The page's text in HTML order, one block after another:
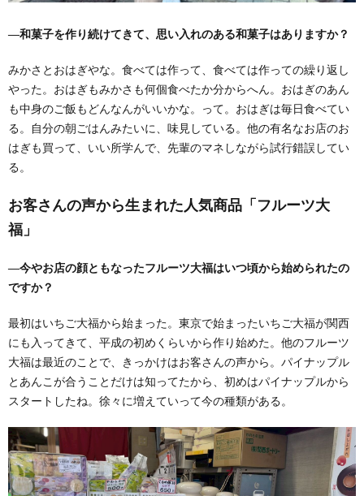
―和菓子を作り続けてきて、思い入れのある和菓子はありますか？
みかさとおはぎやな。食べては作って、食べては作っての繰り返し
やった。おはぎもみかさも何個食べたか分からへん。おはぎのあん
も中身のご飯もどんなんがいいかな。って。おはぎは毎日食べてい
る。自分の朝ごはんみたいに、味見している。他の有名なお店のお
はぎも買って、いい所学んで、先輩のマネしながら試行錯誤してい
る。
お客さんの声から生まれた人気商品「フルーツ大
福」
―今やお店の顔ともなったフルーツ大福はいつ頃から始められたの
ですか？
最初はいちご大福から始まった。東京で始まったいちご大福が関西
にも入ってきて、平成の初めくらいから作り始めた。他のフルーツ
大福は最近のことで、きっかけはお客さんの声から。パイナップル
とあんこが合うことだけは知ってたから、初めはパイナップルから
スタートしたね。徐々に増えていって今の種類がある。